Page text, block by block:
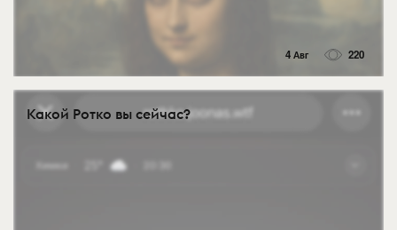
4 Авг 220
Какой Ротко вы сейчас?